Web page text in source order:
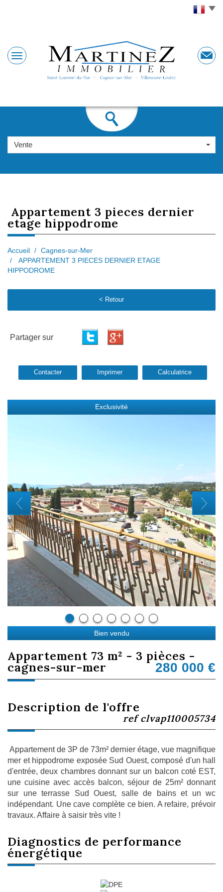
Vente
appartement 3 pieces dernier
etage hippodrome
Accueil
Cagnes-sur-Mer
APPARTEMENT 3 PIECES DERNIER ETAGE
HIPPODROME
< Retour
Partager sur
Contacter Imprimer Calculatrice
Bien vendu
Exclusivité
appartement 73 m² - 3 pièces -
cagnes-sur-mer 280 000 €
description de l'offre
ref clvap110005734
Appartement de 3P de 73m² dernier étage, vue magnifique
mer et hippodrome exposée Sud Ouest, composé d'un hall
d'entrée, deux chambres donnant sur un balcon coté EST,
une cuisine avec accès balcon, séjour de 25m² donnant
sur une terrasse Sud Ouest, salle de bains et un wc
indépendant. Une cave complète ce bien. A refaire, prévoir
travaux. Affaire à saisir très vite !
diagnostics de performance
énergétique